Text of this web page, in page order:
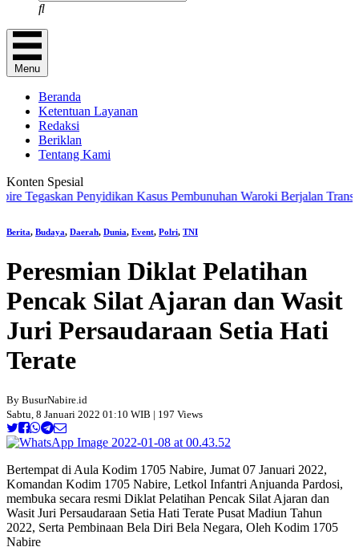
Search
Menu
Beranda
Ketentuan Layanan
Redaksi
Beriklan
Tentang Kami
Konten Spesial
Penyidikan Kasus Pembunuhan Waroki Berjalan Transparan
Berita, Budaya, Daerah, Dunia, Event, Polri, TNI
Peresmian Diklat Pelatihan
Pencak Silat Ajaran dan Wasit
Juri Persaudaraan Setia Hati
Terate
By BusurNabire.id
Sabtu, 8 Januari 2022 01:10 WIB | 197 Views
Bertempat di Aula Kodim 1705 Nabire, Jumat 07 Januari 2022,
Komandan Kodim 1705 Nabire, Letkol Infantri Anjuanda Pardosi,
membuka secara resmi Diklat Pelatihan Pencak Silat Ajaran dan
Wasit Juri Persaudaraan Setia Hati Terate Pusat Madiun Tahun
2022, Serta Pembinaan Bela Diri Bela Negara, Oleh Kodim 1705
Nabire